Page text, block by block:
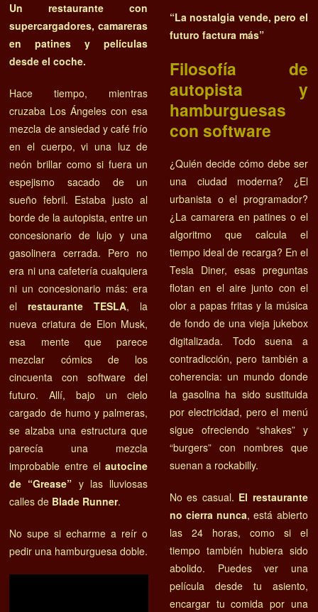
Un restaurante con
supercargadores, camareras
en patines y películas
desde el coche.
Hace tiempo, mientras
cruzaba Los Ángeles con esa
mezcla de ansiedad y café frío
en el cuerpo, vi una luz de
neón brillar como si fuera un
espejismo sacado de un
sueño febril. Estaba justo al
borde de la autopista, entre un
concesionario de lujo y una
gasolinera cerrada. Pero no
era ni una cafetería cualquiera
ni un concesionario más: era
elrestaurante TESLA, la
nueva criatura de Elon Musk,
esa mente que parece
mezclar cómics de los
cincuenta con software del
futuro. Allí, bajo un cielo
cargado de humo y palmeras,
se alzaba una estructura que
parecía una mezcla
improbable entre elautocine
de “Grease” y las lluviosas
calles de Blade Runner.
No supe si echarme a reír o
pedir una hamburguesa doble.
“La nostalgia vende, pero el
futuro factura más”
Filosofía de
autopista y
hamburguesas
con software
¿Quién decide cómo debe ser
una ciudad moderna? ¿El
urbanista o el programador?
¿La camarera en patines o el
algoritmo que calcula el
tiempo ideal de recarga? En el
Tesla Diner, esas preguntas
flotan en el aire junto con el
olor a papas fritas y la música
de fondo de una vieja jukebox
digitalizada. Todo suena a
contradicción, pero también a
coherencia: un mundo donde
la gasolina ha sido sustituida
por electricidad, pero el menú
sigue ofreciendo “shakes” y
“burgers” con nombres que
suenan a rockabilly.
No es casual. El restaurante
no cierra nunca, está abierto
las 24 horas, como si el
tiempo también hubiera sido
abolido. Puedes ver una
película desde tu asiento,
encargar tu comida por una